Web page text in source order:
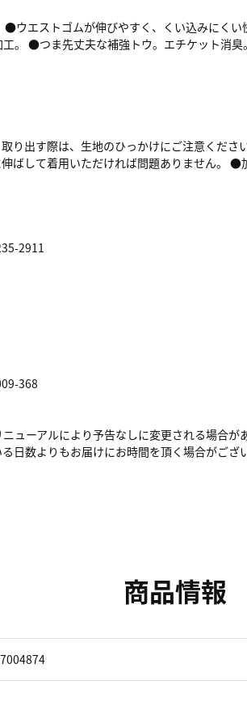
ウエストゴムが伸びやすく、くい込みにく
。 ●つま先丈夫な補強トウ。エチケット消臭。
り出す際は、生地のひっかけにご注意くだ
ばして着用いただければ問題ありません。
2911
368
ューアルにより予告なしに変更される場合が
日数よりもお届けにお時間を頂く場合がござい
商品情報